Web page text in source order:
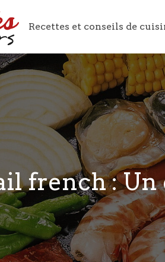
Recettes et conseils de
french :